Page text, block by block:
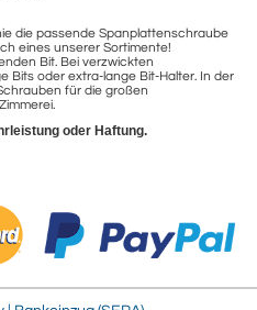
die passende Spanplattenschraube
eines unserer Sortimente!
Bit. Bei verzwickten
Bits oder extra-lange Bit-Halter. In der
für die großen
oder Haftung.